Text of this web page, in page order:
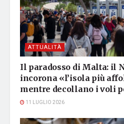
ATTUALITÀ
Il paradosso di Malta: il
incorona «l’isola più
mentre decollano i voli
11 LUGLIO 2026